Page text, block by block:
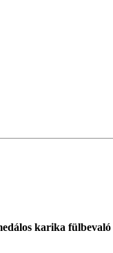
karika fülbevaló